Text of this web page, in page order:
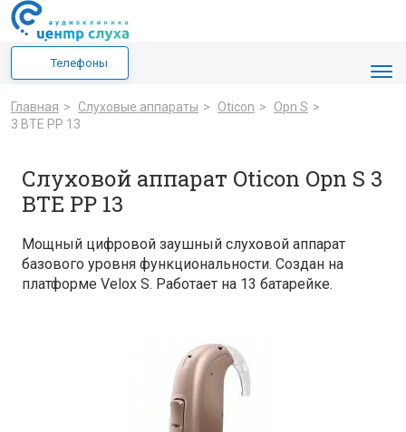
Телефоны
Главная > Cлуховые аппараты > Oticon > Opn S >
3 BTE PP 13
Слуховой аппарат Oticon Opn S 3
BTE PP 13
Мощный цифровой заушный слуховой аппарат
базового уровня функциональности. Создан на
платформе Velox S. Работает на 13 батарейке.